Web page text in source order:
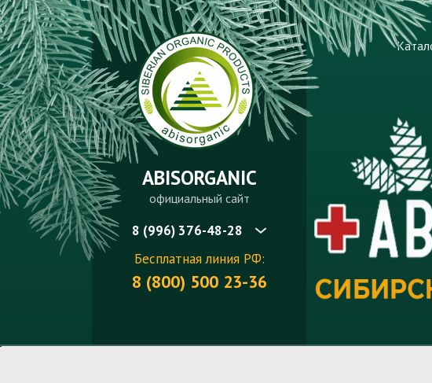
ABISORGANIC
официальный сайт
8 (996) 376-48-28
Бесплатная линия РФ:
8 (800) 500 23-36